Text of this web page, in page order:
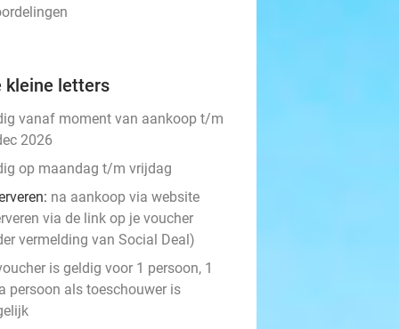
kleine letters
vanaf moment van aankoop t/m
2026
op maandag t/m vrijdag
na aankoop via website
via de link op je voucher
vermelding van Social Deal)
is geldig voor 1 persoon, 1
persoon als toeschouwer is